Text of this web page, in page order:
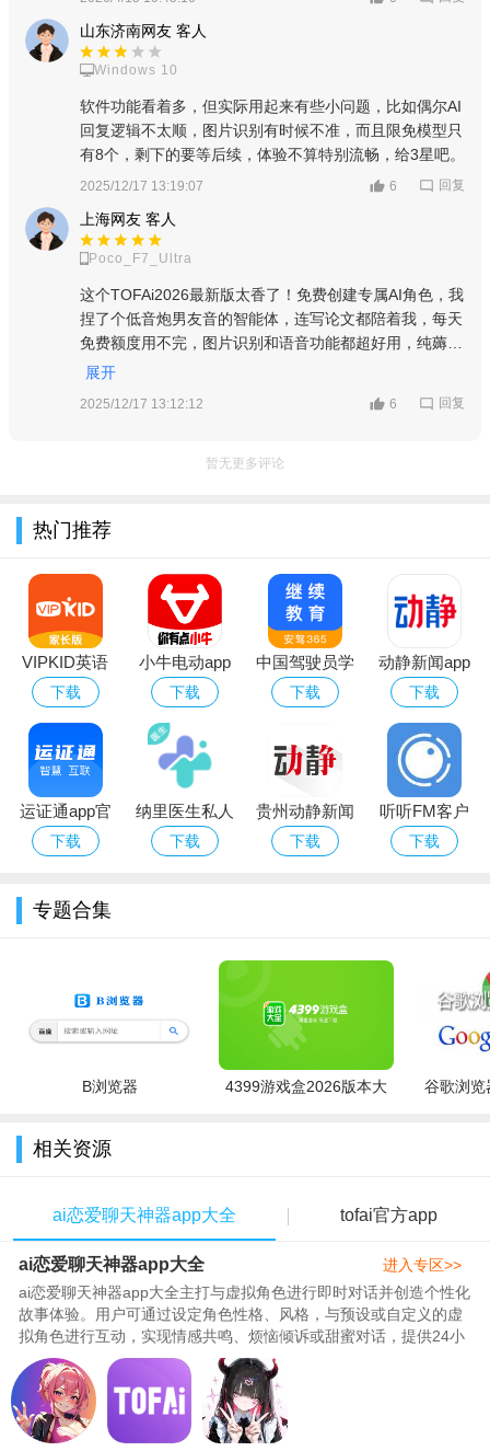
除了实用问答，软件还具有一定的闲聊能力，可以为用户提
供有趣、轻松的对话体验，缓解用户的压力
可以满足大家不同场景下的使用需求
还能为您提供更多的建议，不管是生活或者是工作上的
软件说明：
谁懂啊！这个AI聊天软件让我戒掉了短视频
作为AI聊天深度用户，玩过十几款软件
tofAI是我玩过最好玩的AI聊天软件没有之一！
12个模型任选（目前8个限免）
每天近千条免费额度（根本用不完）
永久记忆+角色设定5000字（深度对话党狂喜）
现在连麦写论文都不想关掉它
重点：目前不支持充值！纯免费薅羊毛！
官方说后续可能调整，趁现在快冲
山东济南网友 客人
Windows 10
软件功能看着多，但实际用起来有些小问题，比如偶尔AI
回复逻辑不太顺，图片识别有时候不准，而且限免模型只
有8个，剩下的要等后续，体验不算特别流畅，给3星吧。
2025/12/17 13:19:07 6 回复
上海网友 客人
Poco_F7_Ultra
这个TOFAi2026最新版太香了！免费创建专属AI角色，我
捏了个低音炮男友音的智能体，连写论文都陪着我，每天
免费额度用不完，图片识别和语音功能都超好用，纯薅羊
毛不花钱，比之前玩的所有AI聊天软件都强，必须5星！
展开
2025/12/17 13:12:12 6 回复
暂无更多评论
热门推荐
VIPKID英语
学生版app下
载手机版
下载
小牛电动app
下载2026最新
下载
中国驾驶员学
习网官方(继
下载
动静新闻app
下载2026最新
版
下载
运证通app官
方下载安装
下载
纳里医生私人
诊所app
下载
贵州动静新闻
app下载客户
下载
听听FM客户
端
下载
专题合集
B浏览器
4399游戏盒2026版本大
谷歌浏览
相关资源
ai恋爱聊天神器app大全 tofai官方app
ai恋爱聊天神器app大全
ai恋爱聊天神器app大全主打与虚拟角色进行即时对话并创造个性化
故事体验。用户可通过设定角色性格、风格，与预设或自定义的虚
拟角色进行互动，实现情感共鸣、烦恼倾诉或甜蜜对话，提供24小
时情感支持，用户可随时与角..
进入专区>>